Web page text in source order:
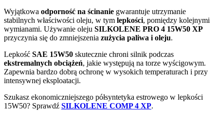
Wyjątkowa odporność na ścinanie gwarantuje utrzymanie
stabilnych właściwości oleju, w tym lepkości, pomiędzy kolejnymi
wymianami. Używanie oleju SILKOLENE PRO 4 15W50 XP
przyczynia się do zmniejszenia zużycia paliwa i oleju.
Lepkość SAE 15W50 skutecznie chroni silnik podczas
ekstremalnych obciążeń, jakie występują na torze wyścigowym.
Zapewnia bardzo dobrą ochronę w wysokich temperaturach i przy
intensywnej eksploatacji.
Szukasz ekonomiczniejszego półsyntetyka estrowego w lepkości
15W50? Sprawdź SILKOLENE COMP 4 XP.